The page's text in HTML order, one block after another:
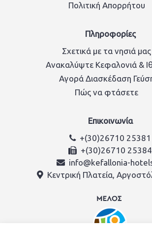
Πολιτική Απορρήτου
Πληροφορίες
Σχετικά με τα νησιά μας
Ανακαλύψτε Κεφαλονιά &
Αγορά Διασκέδαση
Πώς να φτάσετε
Επικοινωνία
+(30)26710 25381
+(30)26710 25384
info@kefallonia-
Κεντρική Πλατεία,